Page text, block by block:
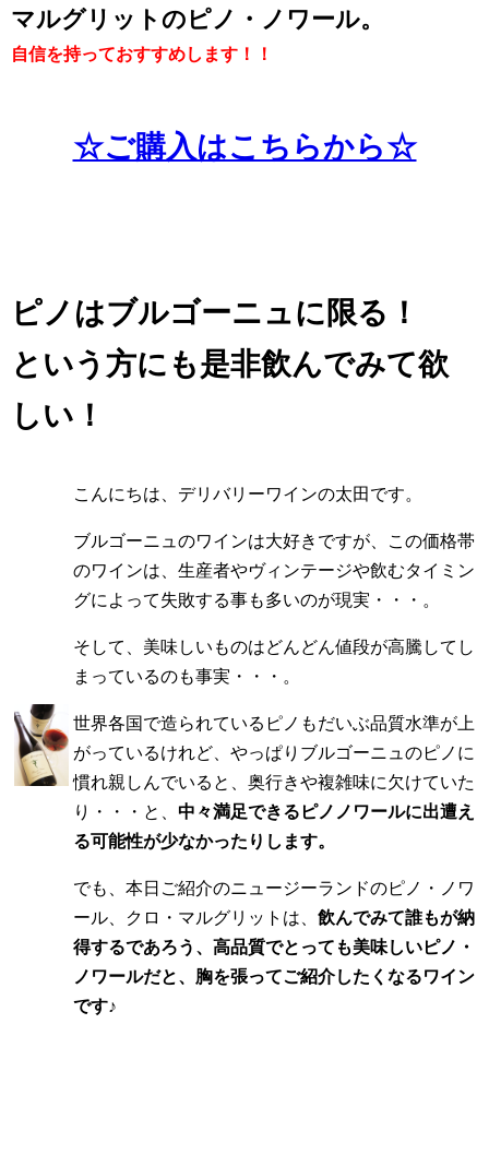
マルグリットのピノ・ノワール。
自信を持っておすすめします！！
☆ご購入はこちらから☆
ピノはブルゴーニュに限る！
という方にも是非飲んでみて欲
しい！
こんにちは、デリバリーワインの太田です。
ブルゴーニュのワインは大好きですが、この価格帯
のワインは、生産者やヴィンテージや飲むタイミン
グによって失敗する事も多いのが現実・・・。
そして、美味しいものはどんどん値段が高騰してし
まっているのも事実・・・。
世界各国で造られているピノもだいぶ品質水準が上
がっているけれど、やっぱりブルゴーニュのピノに
慣れ親しんでいると、奥行きや複雑味に欠けていた
り・・・と、 中々満足できるピノノワールに出遭え
る可能性が少なかったりします。
でも、本日ご紹介のニュージーランドのピノ・ノワ
ール、クロ・マルグリットは、 飲んでみて誰もが納
得するであろう、高品質でとっても美味しいピノ・
ノワールだと、胸を張ってご紹介したくなるワイン
です♪